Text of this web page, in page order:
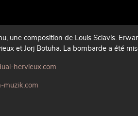
une composition de Louis Sclavis.
et Jorj Botuha. La bombarde a été
hervieux.com
muzik.com